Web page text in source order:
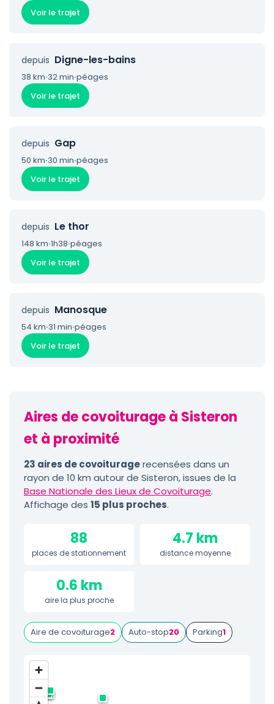
Voir le trajet
depuis Digne-les-bains
38 km·32 min·péages
Voir le trajet
depuis Gap
50 km·30 min·péages
Voir le trajet
depuis Le thor
148 km·1h38·péages
Voir le trajet
depuis Manosque
54 km·31 min·péages
Voir le trajet
Aires de covoiturage à Sisteron
et à proximité
23 aires de covoituragerecensées dans un
rayon de 10 km autour de Sisteron, issues de la
Base Nationale des Lieux de Covoiturage.
Affichage des 15 plus proches.
88
places de stationnement
4.7 km
distance moyenne
0.6 km
aire la plus proche
Aire de covoiturage2 Auto-stop20 Parking1